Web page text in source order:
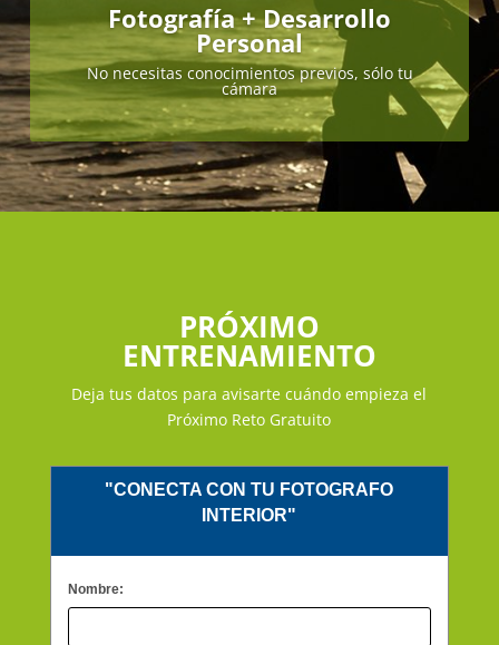
Fotografía + Desarrollo
Personal
No necesitas conocimientos previos, sólo tu
cámara
PRÓXIMO
ENTRENAMIENTO
Deja tus datos para avisarte cuándo empieza el
Próximo Reto Gratuito
"CONECTA CON TU FOTOGRAFO
INTERIOR"
Nombre: